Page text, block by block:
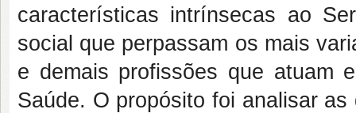
características intrínsecas ao
social que perpassam os mais
e demais profissões que atuam
Saúde. O propósito foi analisar